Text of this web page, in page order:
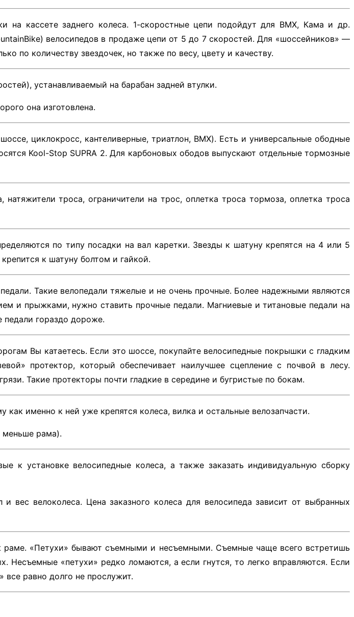
на кассете заднего колеса. 1-скоростные цепи подойдут для BMX, Кама и др.
велосипедов в продаже цепи от 5 до 7 скоростей. Для «шоссейников» —
по количеству звездочек, но также по весу, цвету и качеству.
устанавливаемый на барабан задней втулки.
она изготовлена.
циклокросс, кантеливерные, триатлон, BMX). Есть и универсальные ободные
Kool-Stop SUPRA 2. Для карбоновых ободов выпускают отдельные тормозные
троса, ограничители на трос, оплетка троса тормоза, оплетка троса
по типу посадки на вал каретки. Звезды к шатуну крепятся на 4 или 5
к шатуну болтом и гайкой.
Такие велопедали тяжелые и не очень прочные. Более надежными являются
и прыжками, нужно ставить прочные педали. Магниевые и титановые педали на
гораздо дороже.
Вы катаетесь. Если это шоссе, покупайте велосипедные покрышки с гладким
протектор, который обеспечивает наилучшее сцепление с почвой в лесу.
Такие протекторы почти гладкие в середине и бугристые по бокам.
как именно к ней уже крепятся колеса, вилка и остальные велозапчасти.
меньше рама).
к установке велосипедные колеса, а также заказать индивидуальную сборку
вес велоколеса. Цена заказного колеса для велосипеда зависит от выбранных
раме. «Петухи» бывают съемными и несъемными. Съемные чаще всего встретишь
«петухи» редко ломаются, а если гнутся, то легко вправляются. Если
все равно долго не прослужит.